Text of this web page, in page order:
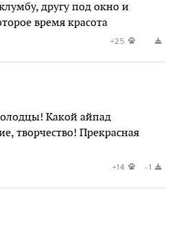
другу под окно и
время красота
+25
Какой айпад
творчество! Прекрасная
+14 -1